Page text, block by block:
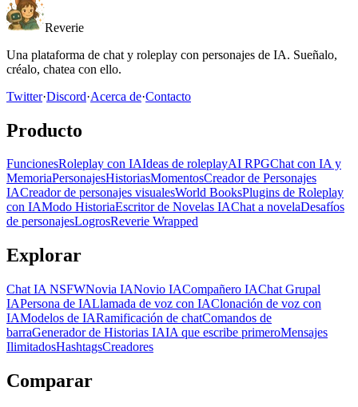
Reverie
Una plataforma de chat y roleplay con personajes de IA. Sueñalo,
créalo, chatea con ello.
Twitter·Discord·Acerca de·Contacto
Producto
FuncionesRoleplay con IAIdeas de roleplayAI RPGChat con IA y
MemoriaPersonajesHistoriasMomentosCreador de Personajes
IACreador de personajes visualesWorld BooksPlugins de Roleplay
con IAModo HistoriaEscritor de Novelas IAChat a novelaDesafíos
de personajesLogrosReverie Wrapped
Explorar
Chat IA NSFWNovia IANovio IACompañero IAChat Grupal
IAPersona de IALlamada de voz con IAClonación de voz con
IAModelos de IARamificación de chatComandos de
barraGenerador de Historias IAIA que escribe primeroMensajes
IlimitadosHashtagsCreadores
Comparar